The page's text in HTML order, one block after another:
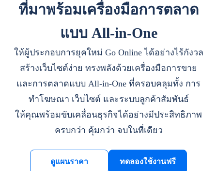
ที่มาพร้อมเครื่องมือการตลาด
แบบ All-in-One
ให้ผู้ประกอบการยุคใหม่ Go Online ได้อย่างไร้กังวล
สร้างเว็บไซต์ง่าย ทรงพลังด้วยเครื่องมือการขาย
และการตลาดแบบ All-in-One ที่ครอบคลุมทั้ง การ
ทำโฆษณา เว็บไซต์ และระบบลูกค้าสัมพันธ์
ให้คุณพร้อมขับเคลื่อนธุรกิจได้อย่างมีประสิทธิภาพ
ครบกว่า คุ้มกว่า จบในที่เดียว
ดูแผนราคา ทดลองใช้งานฟรี